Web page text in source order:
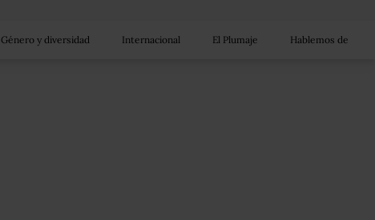
Género y diversidad Internacional El Plumaje Hablemos de